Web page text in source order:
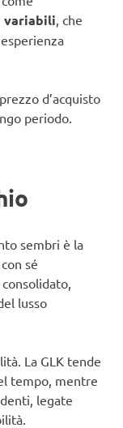
variabili , che
d’acquisto
periodo.
sembri è la
sé
lusso
La GLK tende
tempo, mentre
legate